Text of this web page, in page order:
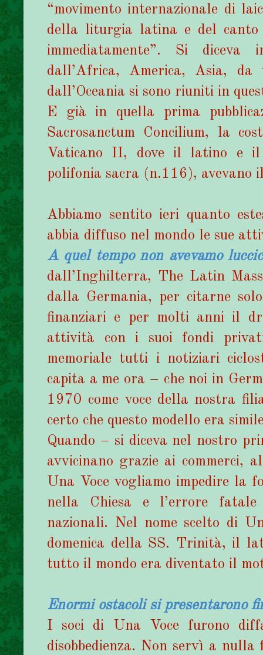
“movimento internazionale di
della liturgia latina e del
immediatamente”. Si diceva
dall’Africa, America, Asia,
dall’Oceania si sono riuniti in
E già in quella prima
Sacrosanctum Concilium, la
Vaticano II, dove il latino e il
polifonia sacra (n.116), avevano
Abbiamo sentito ieri quanto
abbia diffuso nel mondo le sue
A quel tempo non avevamo
dall’Inghilterra, The Latin
dalla Germania, per citarne
finanziari e per molti anni il
attività con i suoi fondi
memoriale tutti i notiziari
capita a me ora – che noi in
1970 come voce della nostra
certo che questo modello era
Quando – si diceva nel nostro
avvicinano grazie ai commerci,
Una Voce vogliamo impedire la
nella Chiesa e l’errore
nazionali. Nel nome scelto di
domenica della SS. Trinità, il
tutto il mondo era diventato il
Enormi ostacoli si presentarono
I soci di Una Voce furono
disobbedienza. Non servì a